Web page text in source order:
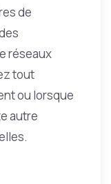
de
réseaux
tout
ou lorsque
autre